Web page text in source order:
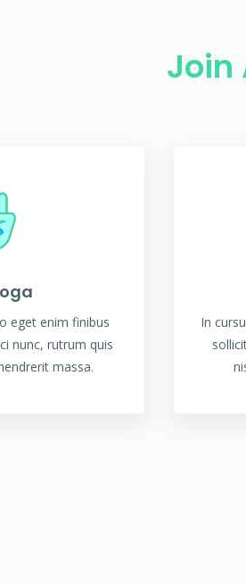
Join
eget enim finibus
nunc, rutrum quis
massa.
In